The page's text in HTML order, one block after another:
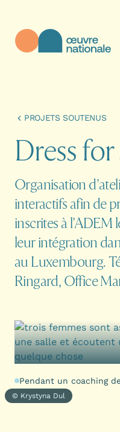
PROJETS SOUTENUS
Dressfor
Organisation
interactifs afin de
inscrites à l’ADEM
leur intégration
au Luxembourg.
Ringard, Office
Pendant un coaching
© Krystyna Dul